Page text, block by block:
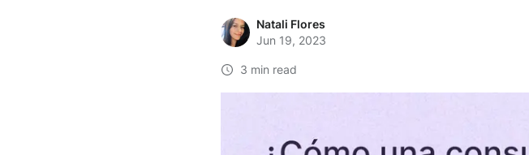
Natali Flores
Jun 19, 2023
3 min read